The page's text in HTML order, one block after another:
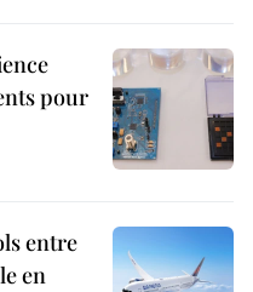
pour
entre
en